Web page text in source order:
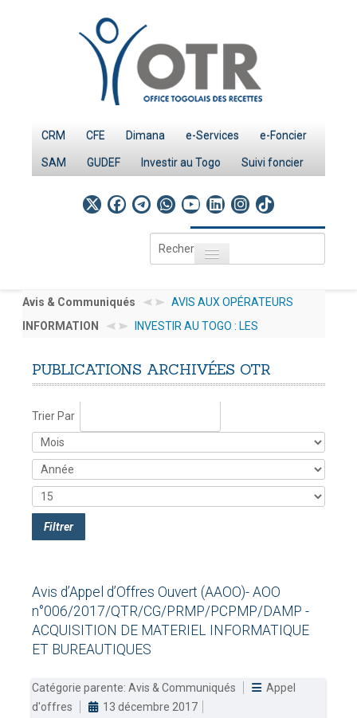
CRM CFE Dimana e-Services e-Foncier
SAM GUDEF Investir au Togo Suivi foncier
Rechercher
Toggle navigation
Page d'Accueil
CONTACT
Contactez OTR
Avis & Communiqués
AVIS AUX OPÉRATEURS
ÉCONOMIQUES N°
RELATIF À L'EXCLUSIVITÉ DES
INFORMATION
INVESTIR AU TOGO : LES
PUBLICATIONS ARCHIVÉES OTR
Trier Par
Filtrer
Avis d’Appel d’Offres Ouvert (AAOO)- AOO
n°006/2017/QTR/CG/PRMP/PCPMP/DAMP -
ACQUISITION DE MATERIEL
INFORMATIQUE
ET BUREAUTIQUES
Catégorie parente: Avis & Communiqués
Appel
d'offres
13 décembre 2017